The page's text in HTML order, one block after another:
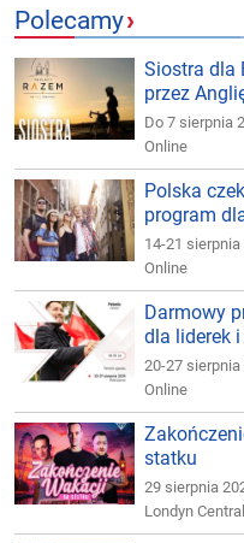
Polecamy›
Siostra dla
przez
Do 7 sierpnia
Online
Polska
program
14-21 sierpnia
Online
Darmowy
dla liderek
20-27 sierpnia
Online
statku
29 sierpnia
Londyn